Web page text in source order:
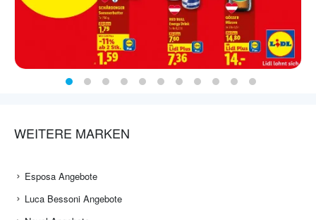
WEITERE MARKEN
Esposa Angebote
Luca Bessoni Angebote